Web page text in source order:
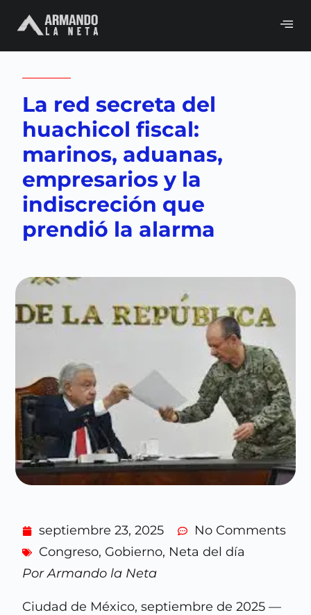
Volver a Congreso
La red secreta del
huachicol fiscal:
marinos, aduanas,
empresarios y la
indiscreción que
prendió la alarma
septiembre 23, 2025
No Comments
Congreso, Gobierno, Neta del día
Por Armando la Neta
Ciudad de México, septiembre de 2025 —